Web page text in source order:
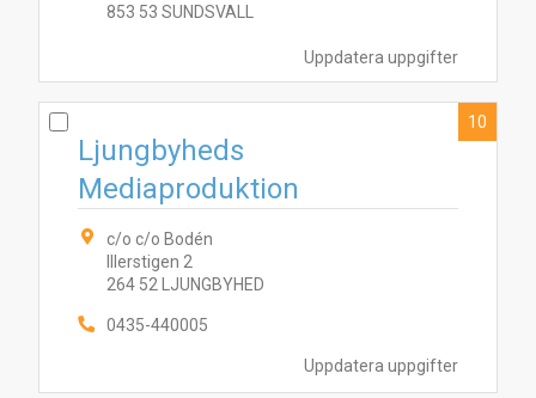
Uppdatera uppgifter
853 53 SUNDSVALL
Uppdatera uppgifter
Ljungbyheds
Mediaproduktion
c/o c/o Bodén
Illerstigen 2
264 52 LJUNGBYHED
0435-440005
10